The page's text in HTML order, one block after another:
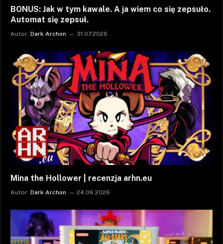
BONUS: Jak w tym kawale. A ja wiem co się zepsuło.
Automat się zepsuł.
Autor: Dark Archon 31.07.2026
Mina the Hollower | recenzja arhn.eu
Autor: Dark Archon 24.06.2026